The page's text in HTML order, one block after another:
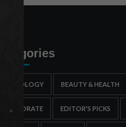
Categories
ASTROLOGY BEAUTY & HEALTH
CORPORATE EDITOR'S PICKS